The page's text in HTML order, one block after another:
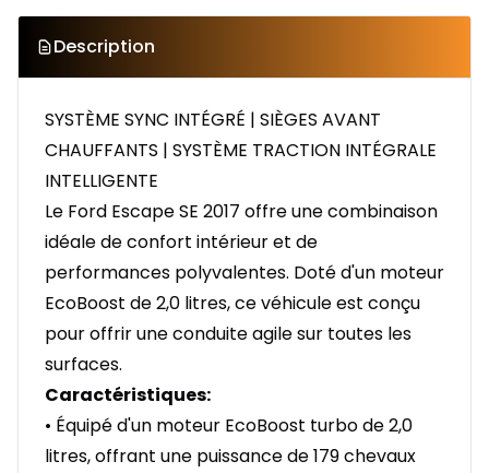
Description
SYSTÈME SYNC INTÉGRÉ | SIÈGES AVANT
CHAUFFANTS | SYSTÈME TRACTION INTÉGRALE
INTELLIGENTE
Le Ford Escape SE 2017 offre une combinaison
idéale de confort intérieur et de
performances polyvalentes. Doté d'un moteur
EcoBoost de 2,0 litres, ce véhicule est conçu
pour offrir une conduite agile sur toutes les
surfaces.
Caractéristiques:
• Équipé d'un moteur EcoBoost turbo de 2,0
litres, offrant une puissance de 179 chevaux